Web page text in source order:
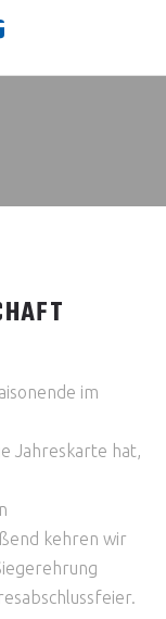
im
Jahreskarte hat,
kehren wir